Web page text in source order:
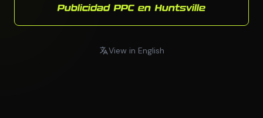
Publicidad PPC en Huntsville
View in English